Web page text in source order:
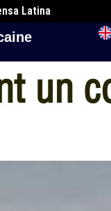
Latina
un